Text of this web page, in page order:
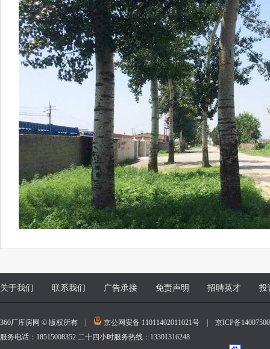
关于我们 联系我们 广告承接 免责声明 招聘英才 投
360厂库房网 © 版权所有 | 京公网安备 11011402011021号
京ICP备
服务电话：18515008352 二十四小时服务热线：13301316248